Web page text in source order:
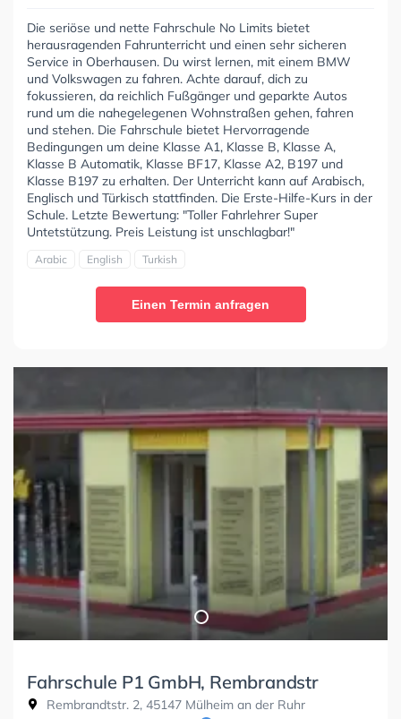
Die seriöse und nette Fahrschule No Limits bietet
herausragenden Fahrunterricht und einen sehr sicheren
Service in Oberhausen. Du wirst lernen, mit einem BMW
und Volkswagen zu fahren. Achte darauf, dich zu
fokussieren, da reichlich Fußgänger und geparkte Autos
rund um die nahegelegenen Wohnstraßen gehen, fahren
und stehen. Die Fahrschule bietet Hervorragende
Bedingungen um deine Klasse A1, Klasse B, Klasse A,
Klasse B Automatik, Klasse BF17, Klasse A2, B197 und
Klasse B197 zu erhalten. Der Unterricht kann auf Arabisch,
Englisch und Türkisch stattfinden. Die Erste-Hilfe-Kurs in der
Schule. Letzte Bewertung: "Toller Fahrlehrer Super
Untetstützung. Preis Leistung ist unschlagbar!"
Arabic English Turkish
Einen Termin anfragen
Fahrschule P1 GmbH, Rembrandstr
Rembrandtstr. 2, 45147 Mülheim an der Ruhr